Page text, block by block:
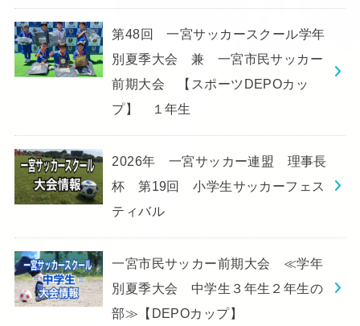
第48回 一宮サッカースクール学年
別夏季大会 兼 一宮市民サッカー
前期大会 【スポーツDEPOカッ
プ】 １年生
2026年 一宮サッカー連盟 理事長
杯 第19回 小学生サッカーフェス
ティバル
一宮市民サッカー前期大会 ≪学年
別夏季大会 中学生３年生２年生の
部≫【DEPOカップ】